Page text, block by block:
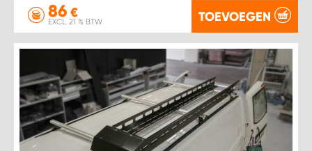
86 €
EXCL. 21 % BTW TOEVOEGEN